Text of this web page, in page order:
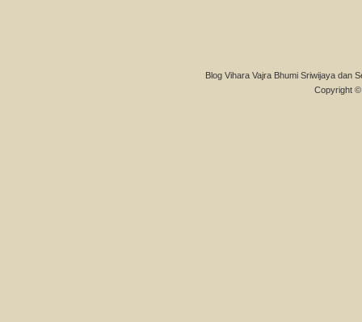
Blog Vihara Vajra Bhumi Sriwijaya dan
Copyright ©